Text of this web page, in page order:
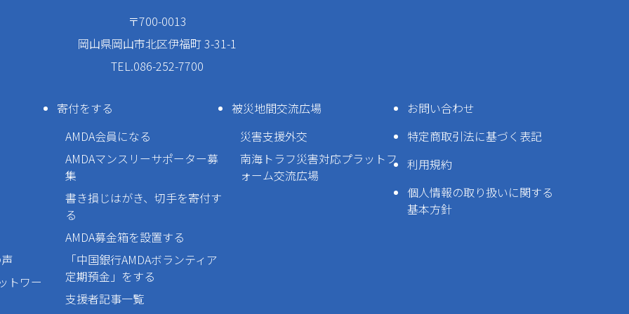
〒700-0013
岡山県岡山市北区伊福町 3-31-1
TEL.086-252-7700
トワー
寄付をする
AMDA会員になる
AMDAマンスリーサポーター募
集
書き損じはがき、切手を寄付す
る
AMDA募金箱を設置する
「中国銀行AMDAボランティア
定期預金」をする
支援者記事一覧
被災地間交流広場
災害支援外交
南海トラフ災害対応プラットフ
ォーム交流広場
お問い合わせ
特定商取引法に基づく表記
利用規約
個人情報の取り扱いに関する
基本方針